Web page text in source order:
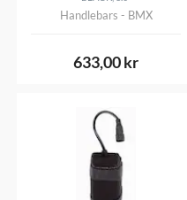
Övre Infästning
Sealed
Scott
Handlebars - BMX
633,00 kr